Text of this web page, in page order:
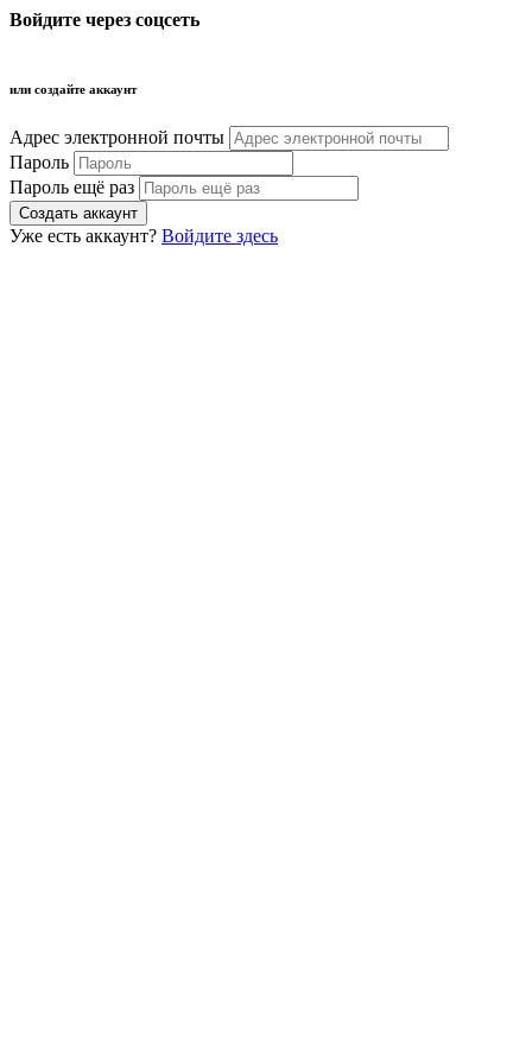
Войдите через соцсеть
или создайте аккаунт
Адрес электронной почты
Пароль
Пароль ещё раз
Уже есть аккаунт? Войдите здесь